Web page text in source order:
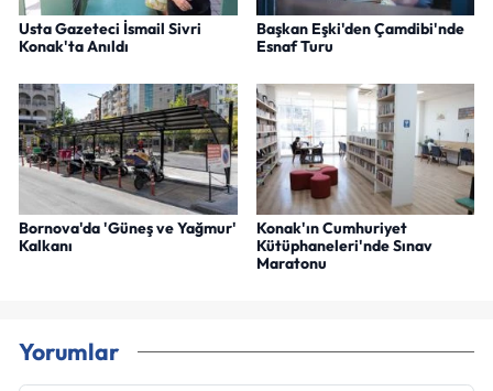
Usta Gazeteci İsmail Sivri
Konak'ta Anıldı
Başkan Eşki'den Çamdibi'nde
Esnaf Turu
Bornova'da 'Güneş ve Yağmur'
Kalkanı
Konak'ın Cumhuriyet
Kütüphaneleri'nde Sınav
Maratonu
Yorumlar